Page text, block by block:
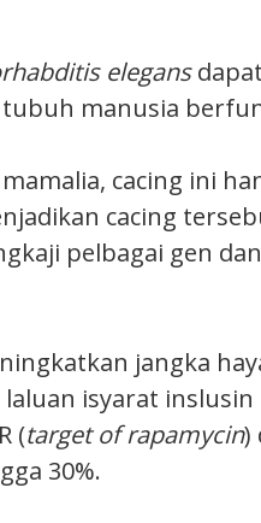
elegans
manusia
cacing ini
cacing
pelbagai gen
jangka
isyarat inslusin
(target of rapamycin)
30%.